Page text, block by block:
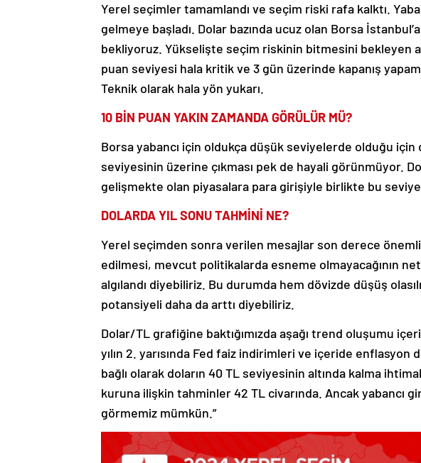
Yerel seçimler tamamlandı ve seçim riski rafa kalktı.
gelmeye başladı. Dolar bazında ucuz olan Borsa
bekliyoruz. Yükselişte seçim riskinin bitmesini bekleyen
puan seviyesi hala kritik ve 3 gün üzerinde kapanış
Teknik olarak hala yön yukarı.
10 BİN PUAN YAKIN ZAMANDA GÖRÜLÜR MÜ?
Borsa yabancı için oldukça düşük seviyelerde olduğu için
seviyesinin üzerine çıkması pek de hayali görünmüyor.
gelişmekte olan piyasalara para girişiyle birlikte bu
DOLARDA YIL SONU TAHMİNİ NE?
Yerel seçimden sonra verilen mesajlar son derece
edilmesi, mevcut politikalarda esneme olmayacağının
algılandı diyebiliriz. Bu durumda hem dövizde düşüş
potansiyeli daha da arttı diyebiliriz.
Dolar/TL grafiğine baktığımızda aşağı trend oluşumu
yılın 2. yarısında Fed faiz indirimleri ve içeride
bağlı olarak doların 40 TL seviyesinin altında kalma
kuruna ilişkin tahminler 42 TL civarında. Ancak yabancı
görmemiz mümkün.”